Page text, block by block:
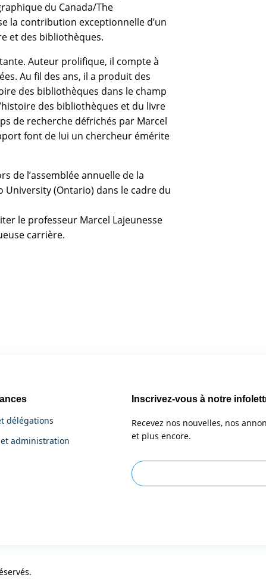
du Canada/The
la contribution exceptionnelle d’un
et des bibliothèques.
Auteur prolifique, il compte à
Au fil des ans, il a produit des
des bibliothèques dans le champ
des bibliothèques et du livre
de recherche défrichés par Marcel
font de lui un chercheur émérite
de l’assemblée annuelle de la
(Ontario) dans le cadre du
le professeur Marcel Lajeunesse
carrière.
Inscrivez-vous à notre
Recevez nos nouvelles, nos
et plus encore.
délégations
administration